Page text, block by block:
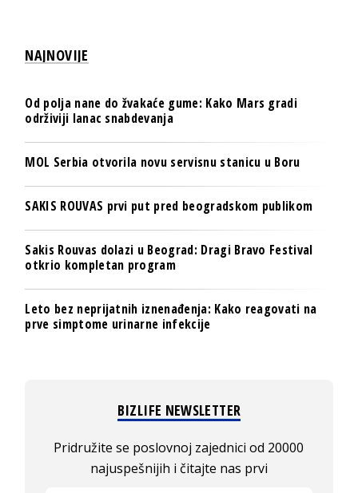
NAJNOVIJE
Od polja nane do žvakaće gume: Kako Mars gradi
održiviji lanac snabdevanja
MOL Serbia otvorila novu servisnu stanicu u Boru
SAKIS ROUVAS prvi put pred beogradskom publikom
Sakis Rouvas dolazi u Beograd: Dragi Bravo Festival
otkrio kompletan program
Leto bez neprijatnih iznenađenja: Kako reagovati na
prve simptome urinarne infekcije
BIZLIFE NEWSLETTER
Pridružite se poslovnoj zajednici od 20000
najuspešnijih i čitajte nas prvi